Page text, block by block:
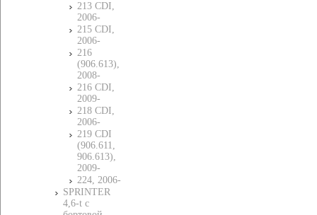
213 CDI,
2006-
215 CDI,
2006-
216
(906.613),
2008-
216 CDI,
2009-
218 CDI,
2006-
219 CDI
(906.611,
906.613),
2009-
224, 2006-
SPRINTER
4,6-t c